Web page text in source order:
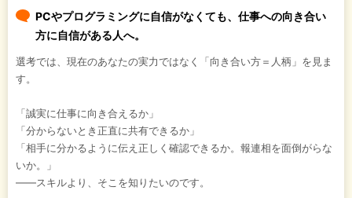
PCやプログラミングに自信がなくても、仕事への向き合い
方に自信がある人へ。
選考では、現在のあなたの実力ではなく「向き合い方＝人柄」を見ま
す。
「誠実に仕事に向き合えるか」
「分からないとき正直に共有できるか」
「相手に分かるように伝え正しく確認できるか。報連相を面倒がらな
いか。」
――スキルより、そこを知りたいのです。